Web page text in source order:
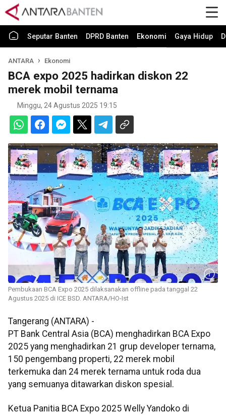
Seputar Banten DPRD Banten Ekonomi Gaya Hidup
ANTARA Ekonomi
BCA expo 2025 hadirkan diskon 22
merek mobil ternama
Minggu, 24 Agustus 2025 19:15
Pembukaan BCA Expo 2025 dilaksanakan offline pada tanggal 22
Agustus 2025 di ICE BSD. ANTARA/HO-Ist
Tangerang (ANTARA) -
PT Bank Central Asia (BCA) menghadirkan BCA Expo
2025 yang menghadirkan 21 grup developer ternama,
150 pengembang properti, 22 merek mobil
terkemuka dan 24 merek ternama untuk roda dua
yang semuanya ditawarkan diskon spesial.
Ketua Panitia BCA Expo 2025 Welly Yandoko di